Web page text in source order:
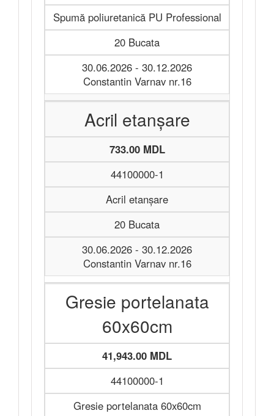
Spumă poliuretanică PU Professional
20 Bucata
30.06.2026 - 30.12.2026
Constantin Varnav nr.16
Acril etanșare
733.00 MDL
44100000-1
Acril etanșare
20 Bucata
30.06.2026 - 30.12.2026
Constantin Varnav nr.16
Gresie portelanata
60x60cm
41,943.00 MDL
44100000-1
Gresie portelanata 60x60cm